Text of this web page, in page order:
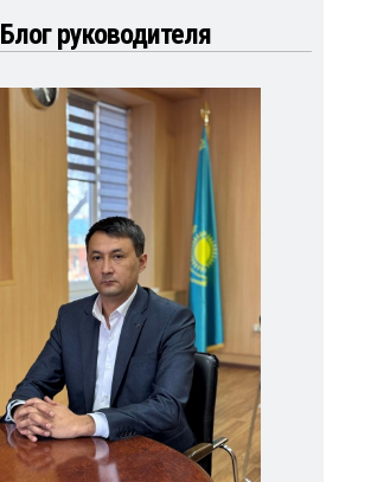
Блог руководителя